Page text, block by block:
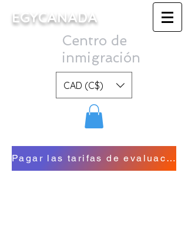
EGYCANADA
Centro de
inmigración
CAD (C$)
Pagar las tarifas de evaluación una vez finalizada.